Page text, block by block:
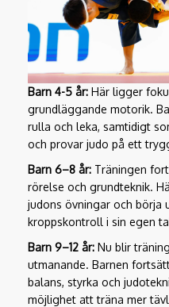
Barn 4-5 år: Här ligger
grundläggande motorik.
rulla och leka, samtidigt
och provar judo på ett
Barn 6–8 år: Träningen
rörelse och grundteknik.
judons övningar och börja
kroppskontroll i sin egen
Barn 9–12 år: Nu blir
utmanande. Barnen
balans, styrka och
möjlighet att träna mer